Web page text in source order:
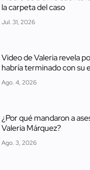
la carpeta del caso
Jul. 31, 2026
Video de Valeria revela
habría terminado con su
Ago. 4, 2026
¿Por qué mandaron a
Valeria Márquez?
Ago. 3, 2026